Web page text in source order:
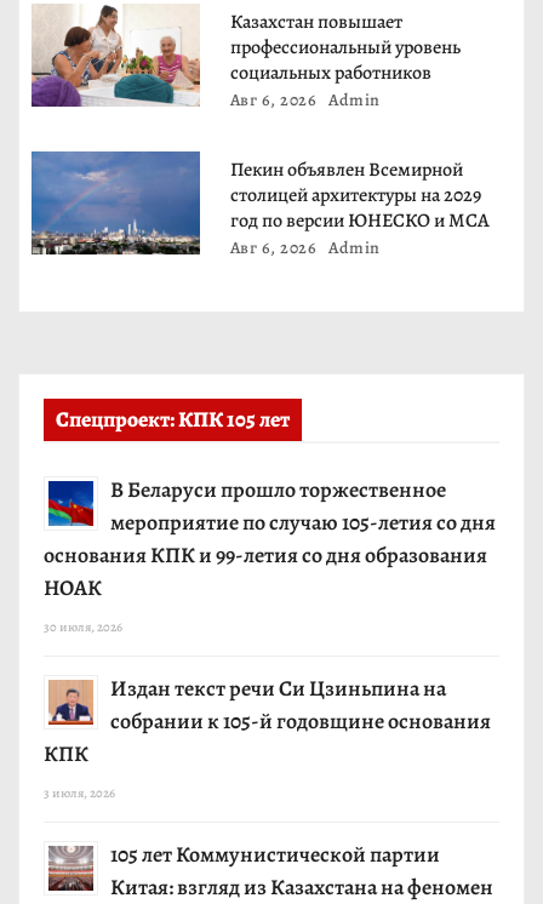
я
Казахстан повышает
профессиональный уровень
социальных работников
Авг 6, 2026 Admin
Пекин объявлен Всемирной
столицей архитектуры на 2029
год по версии ЮНЕСКО и МСА
Авг 6, 2026 Admin
Спецпроект: КПК 105 лет
В Беларуси прошло торжественное
мероприятие по случаю 105-летия со дня
основания КПК и 99-летия со дня образования
НОАК
30 июля, 2026
Издан текст речи Си Цзиньпина на
собрании к 105-й годовщине основания
КПК
3 июля, 2026
105 лет Коммунистической партии
Китая: взгляд из Казахстана на феномен